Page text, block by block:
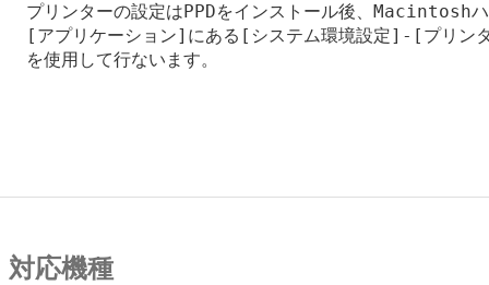
プリンターの設定はPPDをインストール後、Macintosh
[アプリケーション]にある[システム環境設定]-[プリン
を使用して行ないます。
対応機種